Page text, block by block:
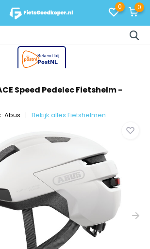
0 0
Speed Pedelec Fietshelm -
Abus Bekijk alles Fietshelmen